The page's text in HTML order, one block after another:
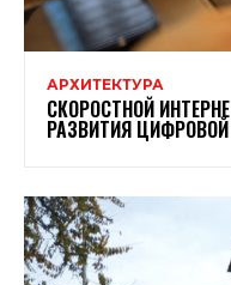
АРХИТЕКТУРА
СКОРОСТНОЙ
РАЗВИТИЯ